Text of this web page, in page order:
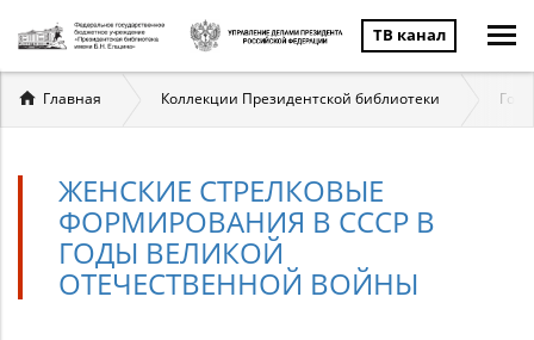
ТВ канал
Вы
здесь
Главная Коллекции Президентской библиотеки
ЖЕНСКИЕ СТРЕЛКОВЫЕ
ФОРМИРОВАНИЯ В СССР В
ГОДЫ ВЕЛИКОЙ
ОТЕЧЕСТВЕННОЙ ВОЙНЫ